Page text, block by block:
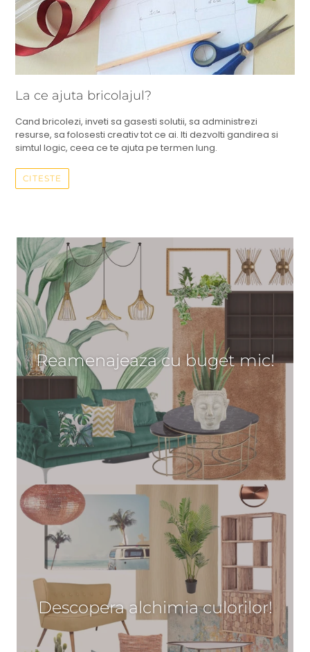
La ce ajuta bricolajul?
Cand bricolezi, inveti sa gasesti solutii, sa administrezi
resurse, sa folosesti creativ tot ce ai. Iti dezvolti gandirea si
simtul logic, ceea ce te ajuta pe termen lung.
CITESTE
Reamenajeaza cu buget mic!
Descopera alchimia culorilor!